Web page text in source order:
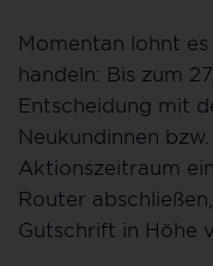
Momentan lohnt
handeln: Bis zum
Entscheidung mit
Neukundinnen
Aktionszeitraum
Router
Gutschrift in Höhe